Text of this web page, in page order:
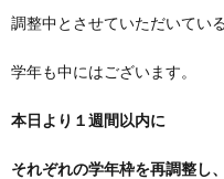
調整中とさせていただいてい
学年も中にはございます。
本日より１週間以内に
それぞれの学年枠を再調整し、